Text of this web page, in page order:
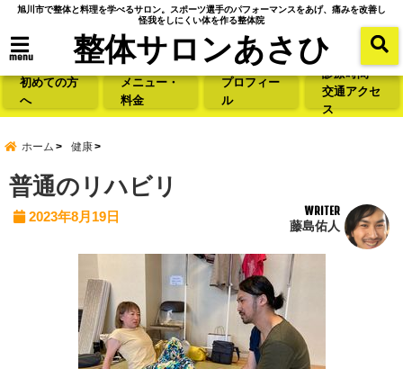
旭川市で整体と料理を学べるサロン。スポーツ選手のパフォーマンスをあげ、痛みを改善し
怪我をしにくい体を作る整体院
menu 整体サロンあさひ
初めての方
へ
メニュー・
料金
プロフィー
ル
診療時間・
交通アクセ
ス
ホーム 健康
普通のリハビリ
2023年8月19日 WRITER
藤島佑人